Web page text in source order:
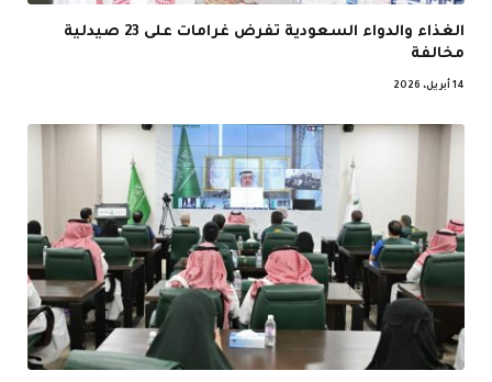
الغذاء والدواء السعودية تفرض غرامات على 23 صيدلية
مخالفة
14 أبريل، 2026